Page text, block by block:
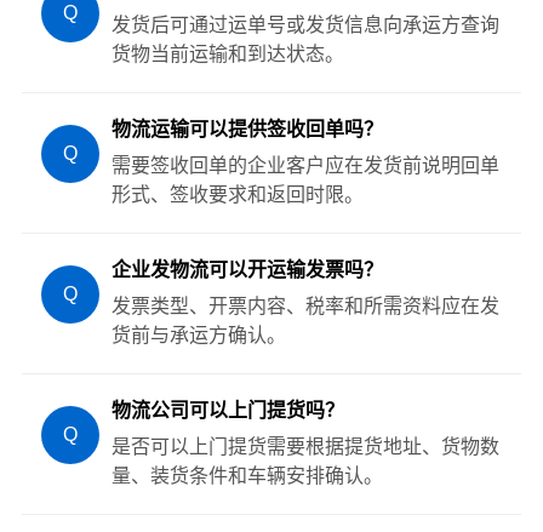
Q
发货后可通过运单号或发货信息向承运方查询
货物当前运输和到达状态。
Q
物流运输可以提供签收回单吗？
需要签收回单的企业客户应在发货前说明回单
形式、签收要求和返回时限。
Q
企业发物流可以开运输发票吗？
发票类型、开票内容、税率和所需资料应在发
货前与承运方确认。
Q
物流公司可以上门提货吗？
是否可以上门提货需要根据提货地址、货物数
量、装货条件和车辆安排确认。